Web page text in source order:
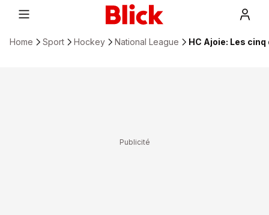
Home Sport Hockey National League HC Ajoie: Les